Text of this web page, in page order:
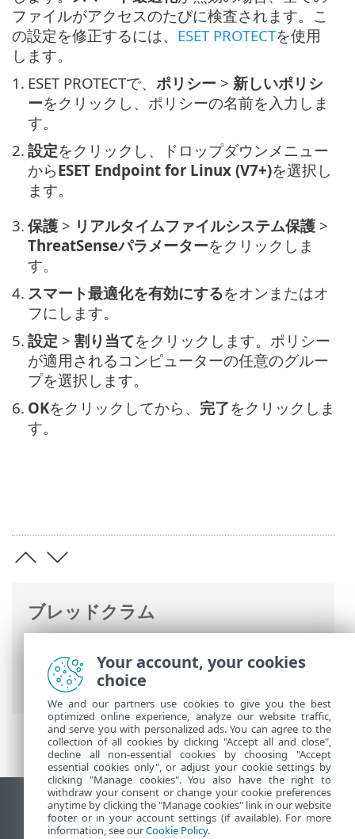
ブレッドクラム
Antivirus for Linux>設定 >保護> リアル
タイムファイルシステム保護
ファイルがアクセスのたびに検査されます。こ
の設定を修正するには、 ESET PROTECTを使用
します。
1. ESET PROTECTで、 ポリシー > 新しいポリシ
ーをクリックし、ポリシーの名前を入力しま
す。
2. 設定をクリックし、ドロップダウンメニュー
からESET Endpoint for Linux (V7+)を選択し
ます。
3. 保護 > リアルタイムファイルシステム保護 >
ThreatSenseパラメーターをクリックしま
す。
4. スマート最適化を有効にするをオンまたはオ
フにします。
5. 設定 > 割り当てをクリックします。ポリシー
が適用されるコンピューターの任意のグルー
プを選択します。
6. OKをクリックしてから、 完了をクリックしま
す。
デスクトップサイトの表示
End of Life
Your account, your cookies
choice
We and our partners use cookies to give you the best
optimized online experience, analyze our website traffic,
and serve you with personalized ads. You can agree to the
collection of all cookies by clicking "Accept all and close",
decline all non-essential cookies by choosing "Accept
essential cookies only", or adjust your cookie settings by
clicking "Manage cookies". You also have the right to
withdraw your consent or change your cookie preferences
anytime by clicking the "Manage cookies" link in our website
footer or in your account settings (if available). For more
information, see ourCookie Policy.